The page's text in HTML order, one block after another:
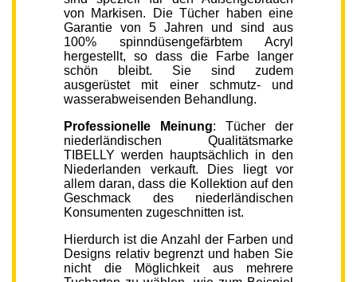
von Markisen. Die Tücher haben eine
Garantie von 5 Jahren und sind aus
100% spinndüsengefärbtem Acryl
hergestellt, so dass die Farbe langer
schön bleibt. Sie sind zudem
ausgerüstet mit einer schmutz- und
wasserabweisenden Behandlung.
Professionelle Meinung: Tücher der
niederländischen Qualitätsmarke
TIBELLY werden hauptsächlich in den
Niederlanden verkauft. Dies liegt vor
allem daran, dass die Kollektion auf den
Geschmack des niederländischen
Konsumenten zugeschnitten ist.
Hierdurch ist die Anzahl der Farben und
Designs relativ begrenzt und haben Sie
nicht die Möglichkeit aus mehrere